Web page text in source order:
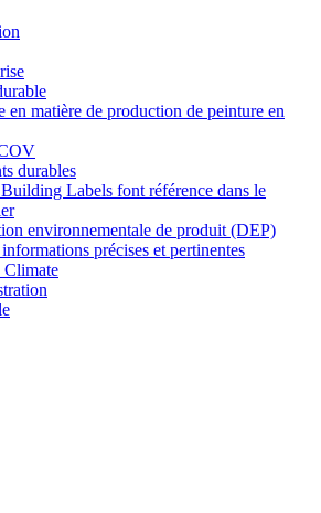
en matière de production de peinture en
durables
Labels font référence dans le
environnementale de produit (DEP)
précises et pertinentes